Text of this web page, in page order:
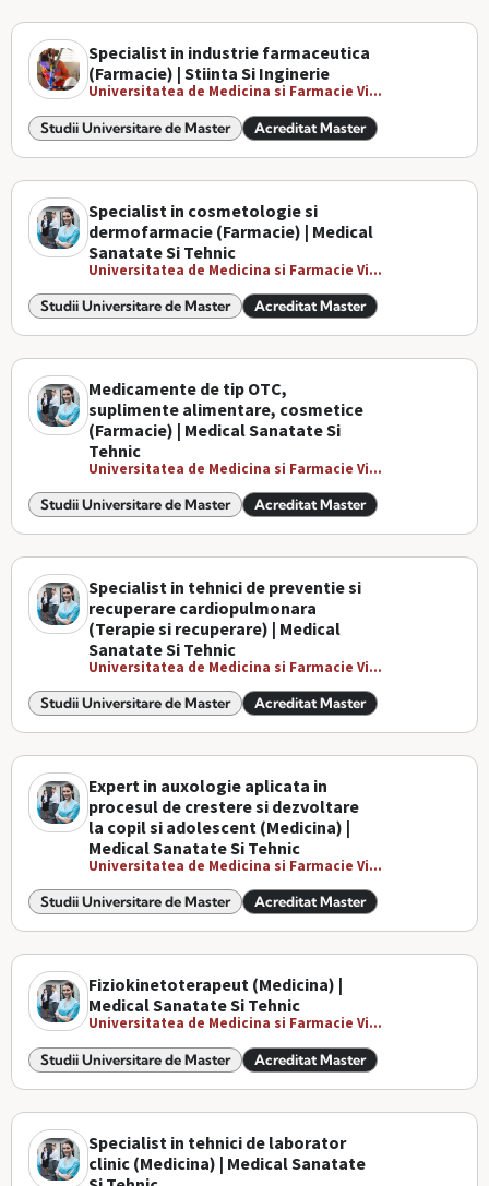
Specialist in industrie farmaceutica
(Farmacie) | Stiinta Si Inginerie
Universitatea de Medicina si Farmacie Vi...
Studii Universitare de Master Acreditat Master
Specialist in cosmetologie si
dermofarmacie (Farmacie) | Medical
Sanatate Si Tehnic
Universitatea de Medicina si Farmacie Vi...
Studii Universitare de Master Acreditat Master
Medicamente de tip OTC,
suplimente alimentare, cosmetice
(Farmacie) | Medical Sanatate Si
Tehnic
Universitatea de Medicina si Farmacie Vi...
Studii Universitare de Master Acreditat Master
Specialist in tehnici de preventie si
recuperare cardiopulmonara
(Terapie si recuperare) | Medical
Sanatate Si Tehnic
Universitatea de Medicina si Farmacie Vi...
Studii Universitare de Master Acreditat Master
Expert in auxologie aplicata in
procesul de crestere si dezvoltare
la copil si adolescent (Medicina) |
Medical Sanatate Si Tehnic
Universitatea de Medicina si Farmacie Vi...
Studii Universitare de Master Acreditat Master
Fiziokinetoterapeut (Medicina) |
Medical Sanatate Si Tehnic
Universitatea de Medicina si Farmacie Vi...
Studii Universitare de Master Acreditat Master
Specialist in tehnici de laborator
clinic (Medicina) | Medical Sanatate